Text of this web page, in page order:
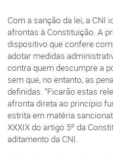
Com a sanção da lei, a CNI
afrontas à Constituição. A
dispositivo que confere
adotar medidas
contra quem descumpre a
sem que, no entanto, as
definidas. “Ficarão estas
afronta direta ao princípio
estrita em matéria
XXXIX do artigo 5º da
aditamento da CNI.